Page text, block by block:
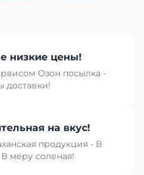
низкие цены!
Озон посылка -
доставки!
на вкус!
продукция - В
меру соленая!